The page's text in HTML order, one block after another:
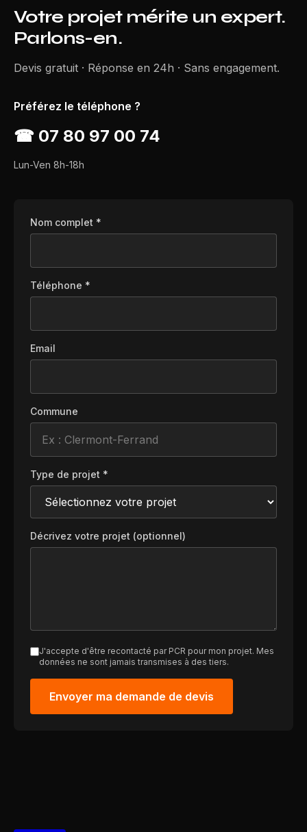
Votre projet mérite un expert.
Parlons-en.
Devis gratuit · Réponse en 24h · Sans engagement.
Préférez le téléphone ?
☎ 07 80 97 00 74
Lun-Ven 8h-18h
Nom complet *
Téléphone *
Email
Commune
Type de projet *
Décrivez votre projet (optionnel)
J'accepte d'être recontacté par PCR pour mon projet. Mes
données ne sont jamais transmises à des tiers.
Envoyer ma demande de devis